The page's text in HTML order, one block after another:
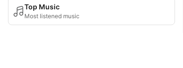
Top Music
Most listened music